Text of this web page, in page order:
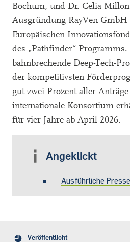
Bochum, und Dr. Celia
Ausgründung RayVen GmbH
Europäischen
des „Pathfinder“-
bahnbrechende Deep-Tech-
der kompetitivsten
gut zwei Prozent aller
internationale Konsortium
für vier Jahre ab April 2026.
Angeklickt
Ausführliche
Veröffentlicht